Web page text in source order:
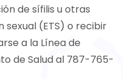
de sífilis u otras
(ETS) o recibir
a la Línea de
de Salud al 787-765-